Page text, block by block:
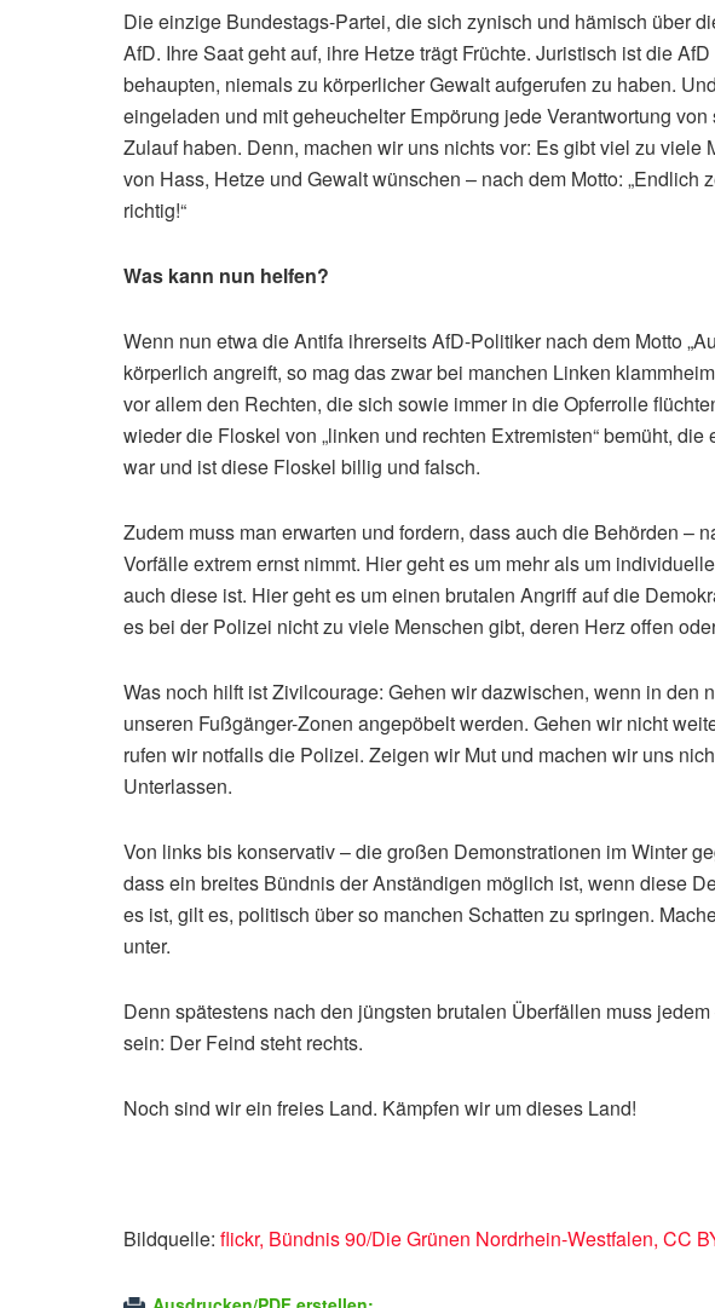
Die einzige Bundestags-Partei, die sich zynisch und hämisch über
AfD. Ihre Saat geht auf, ihre Hetze trägt Früchte. Juristisch ist die
behaupten, niemals zu körperlicher Gewalt aufgerufen zu haben.
eingeladen und mit geheuchelter Empörung jede Verantwortung
Zulauf haben. Denn, machen wir uns nichts vor: Es gibt viel zu viele
von Hass, Hetze und Gewalt wünschen – nach dem Motto: „Endlich
richtig!“
Was kann nun helfen?
Wenn nun etwa die Antifa ihrerseits AfD-Politiker nach dem Motto
körperlich angreift, so mag das zwar bei manchen Linken
vor allem den Rechten, die sich sowie immer in die Opferrolle
wieder die Floskel von „linken und rechten Extremisten“ bemüht,
war und ist diese Floskel billig und falsch.
Zudem muss man erwarten und fordern, dass auch die Behörden –
Vorfälle extrem ernst nimmt. Hier geht es um mehr als um
auch diese ist. Hier geht es um einen brutalen Angriff auf die
es bei der Polizei nicht zu viele Menschen gibt, deren Herz offen
Was noch hilft ist Zivilcourage: Gehen wir dazwischen, wenn in den
unseren Fußgänger-Zonen angepöbelt werden. Gehen wir nicht
rufen wir notfalls die Polizei. Zeigen wir Mut und machen wir uns
Unterlassen.
Von links bis konservativ – die großen Demonstrationen im Winter
dass ein breites Bündnis der Anständigen möglich ist, wenn diese
es ist, gilt es, politisch über so manchen Schatten zu springen.
unter.
Denn spätestens nach den jüngsten brutalen Überfällen muss
sein: Der Feind steht rechts.
Noch sind wir ein freies Land. Kämpfen wir um dieses Land!
Bildquelle: flickr, Bündnis 90/Die Grünen Nordrhein-Westfalen, CC